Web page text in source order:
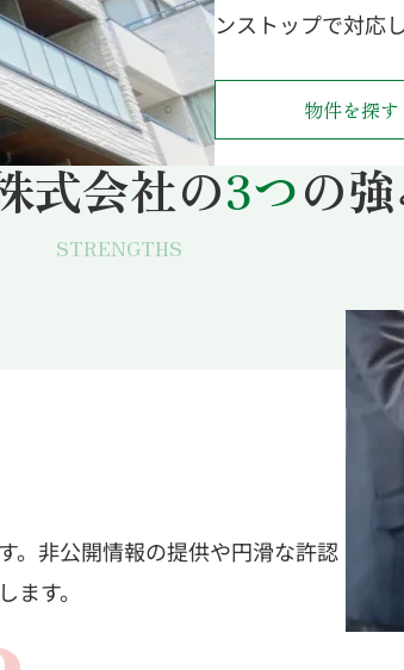
ンストップで対応
物件を探す
式会社の3つの
STRENGTHS
。非公開情報の提供や円滑な許認
す。